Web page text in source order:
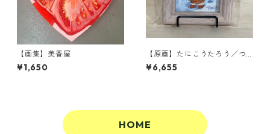
【画集】美香屋
¥1,650
【原画】たにこうたろう／つ
いついもぐもぐ
¥6,655
HOME